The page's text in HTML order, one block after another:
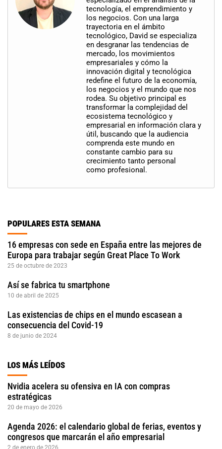
tecnología, el emprendimiento y
los negocios. Con una larga
trayectoria en el ámbito
tecnológico, David se especializa
en desgranar las tendencias de
mercado, los movimientos
empresariales y cómo la
innovación digital y tecnológica
redefine el futuro de la economía,
los negocios y el mundo que nos
rodea. Su objetivo principal es
transformar la complejidad del
ecosistema tecnológico y
empresarial en información clara y
útil, buscando que la audiencia
comprenda este mundo en
constante cambio para su
crecimiento tanto personal
como profesional.
POPULARES ESTA SEMANA
16 empresas con sede en España entre las mejores de
Europa para trabajar según Great Place To Work
25 de octubre de 2023
Así se fabrica tu smartphone
10 de abril de 2025
Las existencias de chips en el mundo escasean a
consecuencia del Covid-19
8 de junio de 2024
LOS MÁS LEÍDOS
Nvidia acelera su ofensiva en IA con compras
estratégicas
20 de mayo de 2026
Agenda 2026: el calendario global de ferias, eventos y
congresos que marcarán el año empresarial
2 de enero de 2026